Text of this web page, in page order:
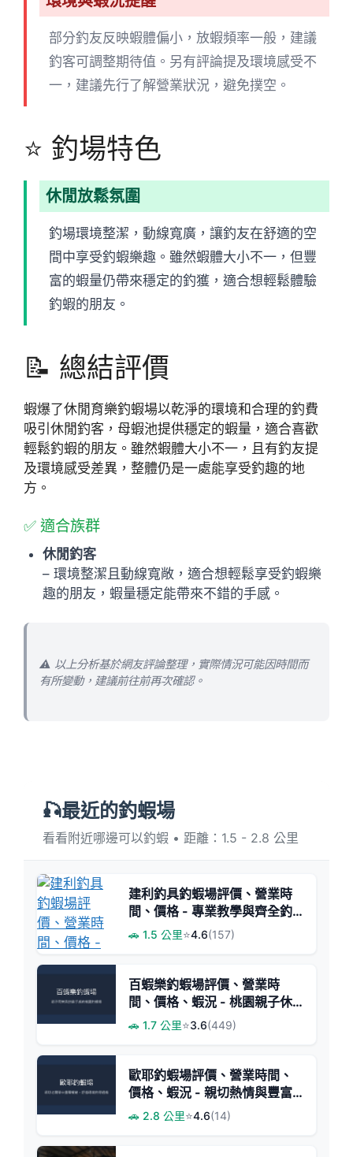
部分釣友反映蝦體偏小，放蝦頻率一般，建議
釣客可調整期待值。另有評論提及環境感受不
一，建議先行了解營業狀況，避免撲空。
⭐ 釣場特色
休閒放鬆氛圍
釣場環境整潔，動線寬廣，讓釣友在舒適的空
間中享受釣蝦樂趣。雖然蝦體大小不一，但豐
富的蝦量仍帶來穩定的釣獲，適合想輕鬆體驗
釣蝦的朋友。
📝 總結評價
蝦爆了休閒育樂釣蝦場以乾淨的環境和合理的釣費
吸引休閒釣客，母蝦池提供穩定的蝦量，適合喜歡
輕鬆釣蝦的朋友。雖然蝦體大小不一，且有釣友提
及環境感受差異，整體仍是一處能享受釣趣的地
方。
✅ 適合族群
休閒釣客
– 環境整潔且動線寬敞，適合想輕鬆享受釣蝦樂
趣的朋友，蝦量穩定能帶來不錯的手感。
⚠️ 以上分析基於網友評論整理，實際情況可能因時間而
有所變動，建議前往前再次確認。
🎣最近的釣蝦場
看看附近哪邊可以釣蝦 • 距離：1.5 - 2.8 公里
建利釣具釣蝦場評價、營業時
間、價格 - 專業教學與齊全釣
🚗 1.5 公里⭐4.6(157)
百蝦樂釣蝦場評價、營業時
間、價格、蝦況 - 桃園親子休
閒釣場
🚗 1.7 公里⭐3.6(449)
歐耶釣蝦場評價、營業時間、
價格、蝦況 - 親切熱情與豐富
蝦況
🚗 2.8 公里⭐4.6(14)